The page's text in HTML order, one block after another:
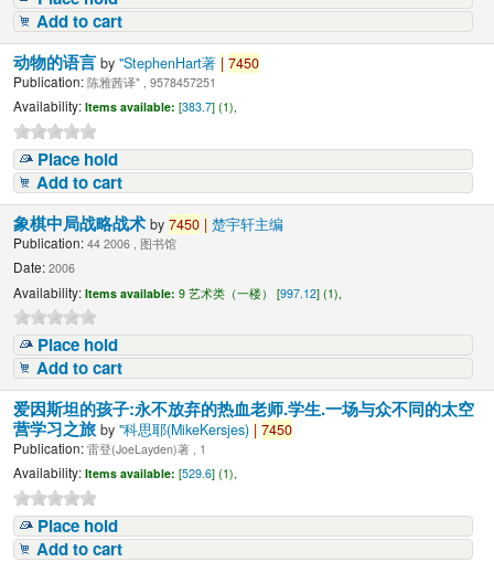
Add to cart
动物的语言by"StephenHart著 | 7450
Publication: 陈雅茜译" , 9578457251
Availability: Items available: [383.7] (1),
Place hold
Add to cart
象棋中局战略战术by7450 | 楚宇轩主编
Publication: 44 2006 , 图书馆
Date: 2006
Availability: Items available: 9 艺术类（一楼） [997.12] (1),
Place hold
Add to cart
爱因斯坦的孩子:永不放弃的热血老师.学生.一场与众不同的太空
营学习之旅by"科思耶(MikeKersjes) | 7450
Publication: 雷登(JoeLayden)著 , 1
Availability: Items available: [529.6] (1),
Place hold
Add to cart